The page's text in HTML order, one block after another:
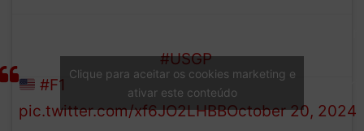
showers are BACK!#USGP
#F1
pic.twitter.com/xf6JO2LHBB
HP
October 20, 2024
Clique para aceitar os cookies marketing e
ativar este conteúdo